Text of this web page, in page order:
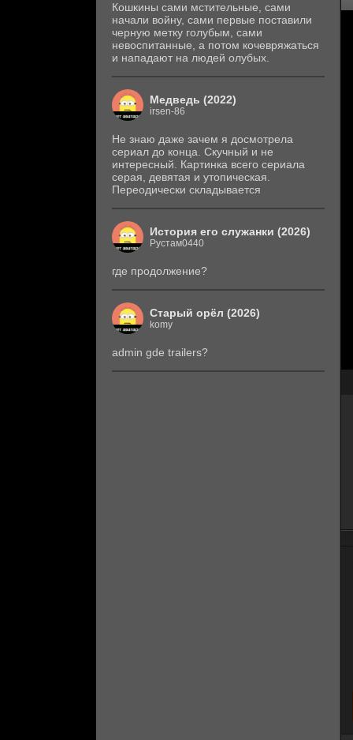
Кошкины сами мстительные, сами
начали войну, сами первые поставили
черную метку голубым, сами
невоспитанные, а потом кочевряжаться
и нападают на людей олубых.
Медведь (2022)
irsen-86
Не знаю даже зачем я досмотрела
сериал до конца. Скучный и не
интересный. Картинка всего сериала
серая, девятая и утопическая.
Переодически складывается
История его служанки (2026)
Рустам0440
где продолжение?
Старый орёл (2026)
komy
admin gde trailers?